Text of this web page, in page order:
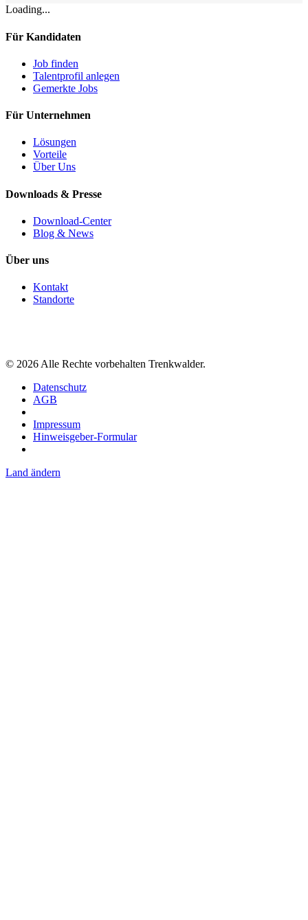
Loading...
Für Kandidaten
Job finden
Talentprofil anlegen
Gemerkte Jobs
Für Unternehmen
Lösungen
Vorteile
Über Uns
Downloads & Presse
Download-Center
Blog & News
Über uns
Kontakt
Standorte
© 2026 Alle Rechte vorbehalten Trenkwalder.
Datenschutz
AGB
Impressum
Hinweisgeber-Formular
Land ändern